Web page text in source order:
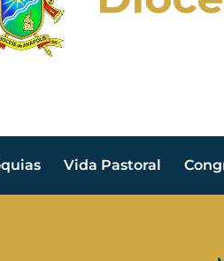
Vida Pastoral